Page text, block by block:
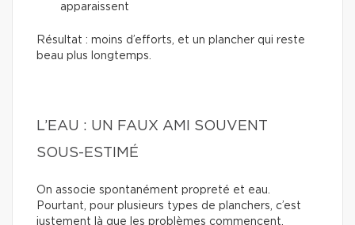
apparaissent
Résultat : moins d’efforts, et un plancher qui reste
beau plus longtemps.
L’EAU : UN FAUX AMI SOUVENT
SOUS-ESTIMÉ
On associe spontanément propreté et eau.
Pourtant, pour plusieurs types de planchers, c’est
justement là que les problèmes commencent.